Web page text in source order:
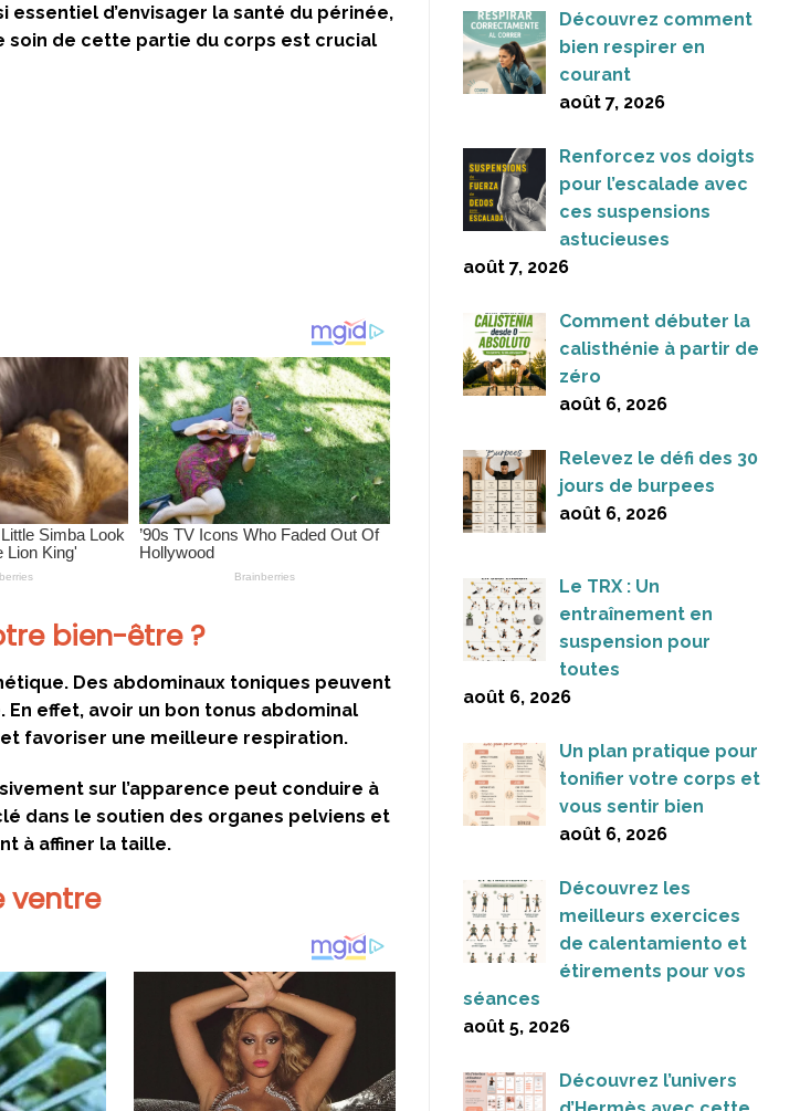
d’envisager la santé du périnée,
soin de cette partie du corps est crucial
bien-être ?
Des abdominaux toniques peuvent
effet, avoir un bon tonus abdominal
favoriser une meilleure respiration.
sur l’apparence peut conduire à
dans le soutien des organes pelviens et
à affiner la taille.
ventre
Découvrez comment
bien respirer en
courant
août 7, 2026
Renforcez vos doigts
pour l’escalade avec
ces suspensions
astucieuses
août 7, 2026
Comment débuter la
calisthénie à partir de
zéro
août 6, 2026
Relevez le défi des 30
jours de burpees
août 6, 2026
Le TRX : Un
entraînement en
suspension pour
toutes
août 6, 2026
Un plan pratique pour
tonifier votre corps et
vous sentir bien
août 6, 2026
Découvrez les
meilleurs exercices
de calentamiento et
étirements pour vos
séances
août 5, 2026
Découvrez l’univers